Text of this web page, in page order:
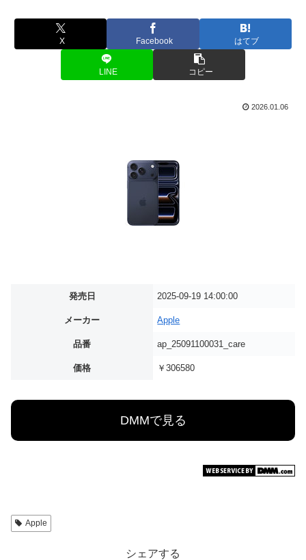
X Facebook はてブ
LINE コピー
2026.01.06
発売日 2025-09-19 14:00:00
メーカー Apple
品番 ap_25091100031_care
価格 ￥306580
DMMで見る
Apple
シェアする